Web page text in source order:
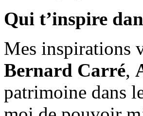
Qui t’inspire
Mes inspirations
Bernard Carré,
patrimoine dans